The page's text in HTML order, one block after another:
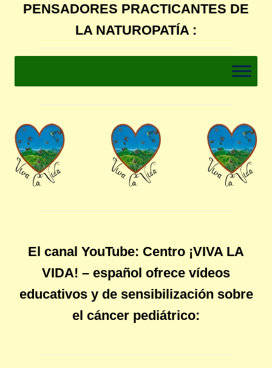
PENSADORES PRACTICANTES DE
LA NATUROPATÍA :
El canal YouTube: Centro ¡VIVA LA
VIDA! – español ofrece vídeos
educativos y de sensibilización sobre
el cáncer pediátrico: